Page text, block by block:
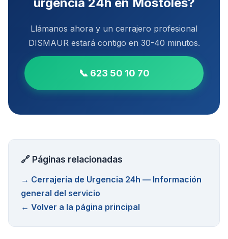
Llámanos ahora y un cerrajero profesional
DISMAUR estará contigo en 30-40 minutos.
📞 623 50 10 70
🔗 Páginas relacionadas
→ Cerrajería de Urgencia 24h — Información
general del servicio
← Volver a la página principal